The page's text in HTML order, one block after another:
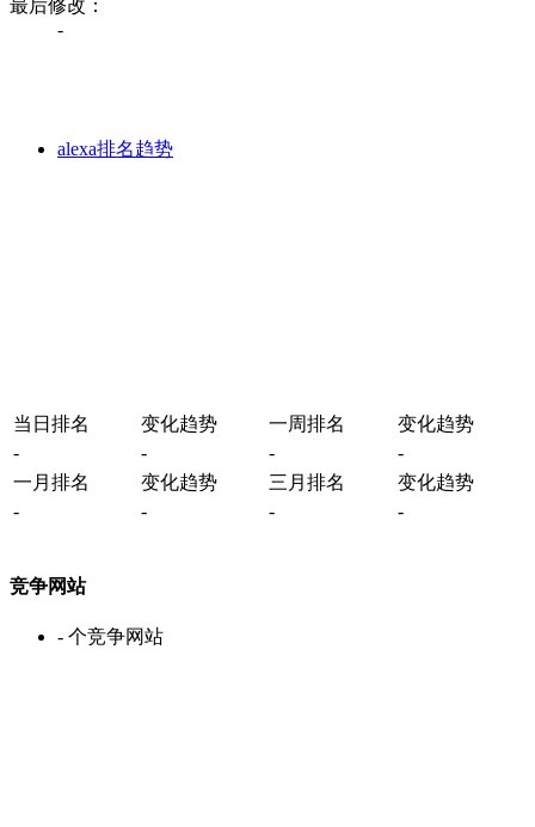
最后修改：
-
alexa排名趋势
当日排名 变化趋势 一周排名
变化趋势
-
- -
-
一月排名
变化趋势 三月排名
变化趋势
-
- - -
竞争网站
- 个竞争网站